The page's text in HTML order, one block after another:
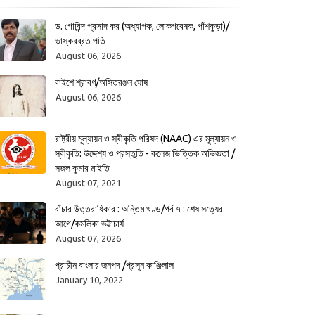
ড. গোবিন্দ প্রসাদ কর (অধ্যাপক, লোকগবেষক, পাঁশকুড়া)/
ভাস্করব্রত পতি
August 06, 2026
বাইশে শ্রাবণ/অসিতরঞ্জন ঘোষ
August 06, 2026
রাষ্ট্রীয় মূল্যায়ন ও স্বীকৃতি পরিষদ (NAAC) এর মূল্যায়ন ও
স্বীকৃতি: উদ্দেশ্য ও প্রস্তুতি - কলেজ ভিত্তিক অভিজ্ঞতা /
সজল কুমার মাইতি
August 07, 2021
বাঁচার উত্তরাধিকার : অন্তিম খণ্ড/পর্ব ৭ : শেষ সত্যের
আগে/কমলিকা ভট্টাচার্য
August 07, 2026
প্রাচীন বাংলার জনপদ /প্রসূন কাঞ্জিলাল
January 10, 2022